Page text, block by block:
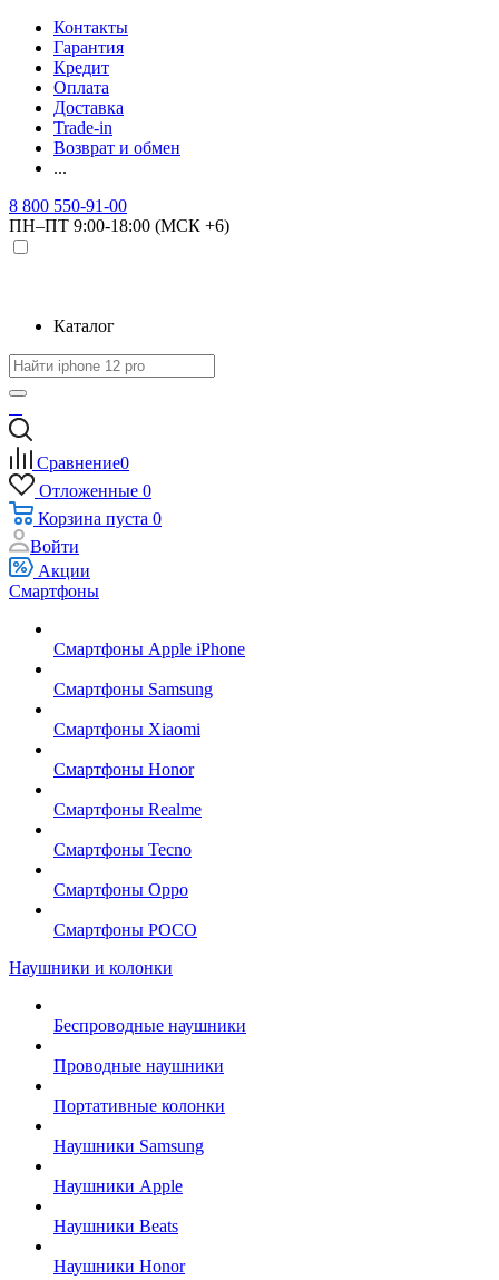
Контакты
Гарантия
Кредит
Оплата
Доставка
Trade-in
Возврат и обмен
...
8 800 550-91-00
ПН–ПТ 9:00-18:00 (МСК +6)
Каталог
Сравнение0
Отложенные 0
Корзина пуста 0
Войти
Акции
Смартфоны
Смартфоны Apple iPhone
Смартфоны Samsung
Смартфоны Xiaomi
Смартфоны Honor
Смартфоны Realme
Смартфоны Tecno
Смартфоны Oppo
Смартфоны POCO
Наушники и колонки
Беспроводные наушники
Проводные наушники
Портативные колонки
Наушники Samsung
Наушники Apple
Наушники Beats
Наушники Honor